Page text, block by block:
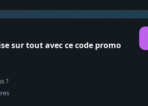
sur tout avec ce code promo
?
s